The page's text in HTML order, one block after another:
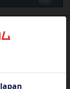
今後読まれる
せんか？